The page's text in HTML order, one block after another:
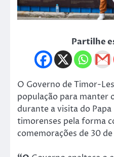
Partilhe
O Governo de Timor-
população para manter
durante a visita do
timorenses pela forma
comemorações de 30